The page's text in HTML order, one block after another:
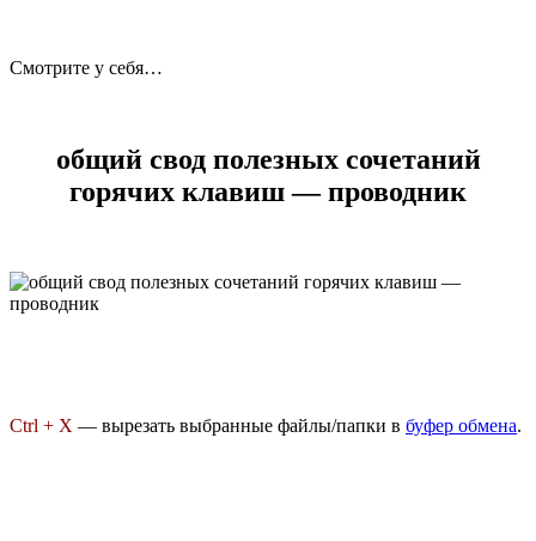
Смотрите у себя…
общий свод полезных сочетаний
горячих клавиш — проводник
Ctrl + X — вырезать выбранные файлы/папки в буфер обмена.